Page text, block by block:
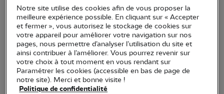
et du chant, vous aurez l'occasion de vous initier à
la recherche des crapauds grâce à leurs vocalises.
Les amphibiens étant surtout actifs la nuit, cette
sortie aura lieu en soirée (rdv 19h30).
Notre site utilise des cookies afin de vous proposer la
meilleure expérience possible. En cliquant sur « Accepter
et fermer », vous autorisez le stockage de cookies sur
votre appareil pour améliorer votre navigation sur nos
pages, nous permettre d’analyser l’utilisation du site et
ainsi contribuer à l’améliorer. Vous pourrez revenir sur
votre choix à tout moment en vous rendant sur
Paramétrer les cookies (accessible en bas de page de
notre site). Merci et bonne visite !
Politique de confidentialité